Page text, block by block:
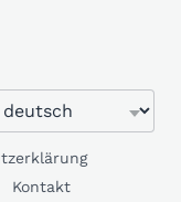
Kontakt